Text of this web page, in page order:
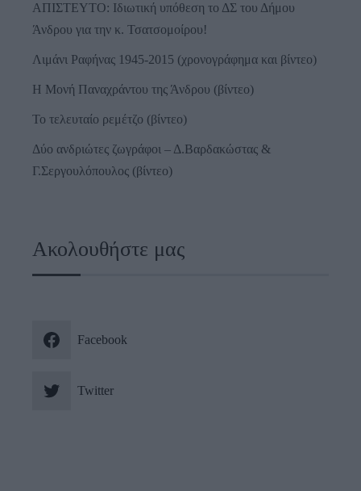
ΑΠΙΣΤΕΥΤΟ: Ιδιωτική υπόθεση το ΔΣ του Δήμου
Άνδρου για την κ. Τσατσομοίρου!
Λιμάνι Ραφήνας 1945-2015 (χρονογράφημα και βίντεο)
Η Μονή Παναχράντου της Άνδρου (βίντεο)
Το τελευταίο ρεμέτζο (βίντεο)
Δύο ανδριώτες ζωγράφοι – Δ.Βαρδακώστας &
Γ.Σεργουλόπουλος (βίντεο)
Ακολουθήστε μας
Facebook
Twitter